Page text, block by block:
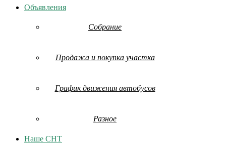
Объявления
Собрание
Продажа и покупка участка
График движения автобусов
Разное
Наше СНТ